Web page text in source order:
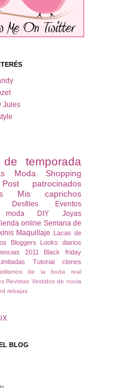
Jules
temporada
Moda
Shopping
Post patrocinados
Mis caprichos
Desfiles
Eventos
moda
DIY
Joyas
online Semana de
Maquillaje
Lacas de
Bloggers
Looks diarios
2011
Black friday
Tutorial clones
de la boda real
Revistas Vestidos de novia
rebajas
BLOG